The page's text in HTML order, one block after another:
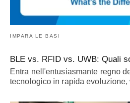
IMPARA LE BASI
BLE vs. RFID vs. UWB: Quali
Entra nell'entusiasmante regno
tecnologico in rapida evoluzione,